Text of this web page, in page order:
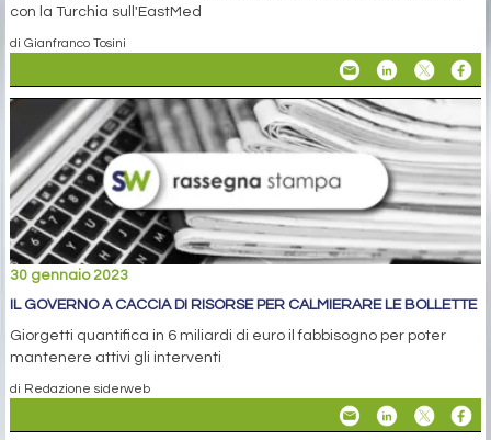
con la Turchia sull'EastMed
di Gianfranco Tosini
30 gennaio 2023
IL GOVERNO A CACCIA DI RISORSE PER CALMIERARE LE BOLLETTE
Giorgetti quantifica in 6 miliardi di euro il fabbisogno per poter
mantenere attivi gli interventi
di Redazione siderweb